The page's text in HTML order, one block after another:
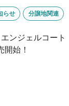
らせ 分譲地関連
ンジェルコート
始！